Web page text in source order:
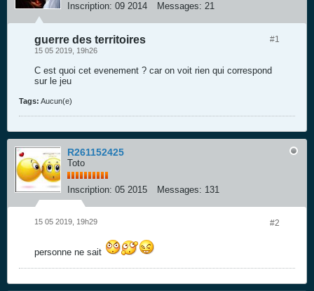
Inscription: 09 2014 Messages: 21
#1
guerre des territoires
15 05 2019, 19h26
C est quoi cet evenement ? car on voit rien qui correspond
sur le jeu
Tags: Aucun(e)
R261152425
Toto
Inscription: 05 2015 Messages: 131
#2
15 05 2019, 19h29
personne ne sait